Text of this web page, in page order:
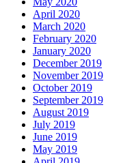
April 2020
March 2020
February 2020
January 2020
December 2019
November 2019
October 2019
September 2019
August 2019
July 2019
June 2019
May 2019